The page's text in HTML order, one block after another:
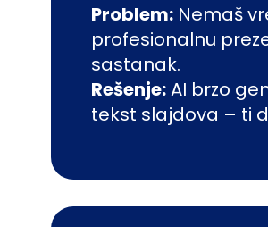
Problem: Nemaš
profesionalnu
sastanak.
Rešenje:AI brzo
tekst slajdova – ti